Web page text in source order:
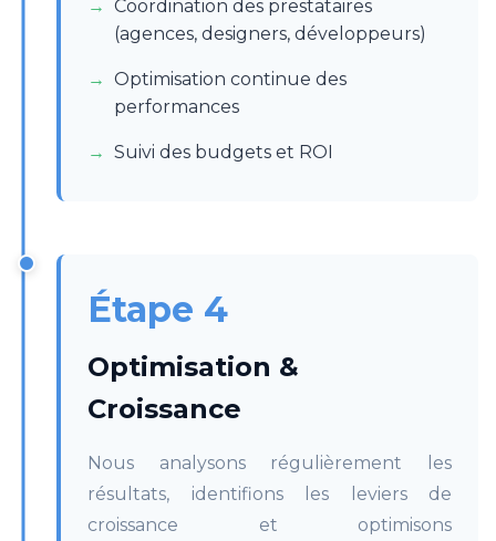
Coordination des prestataires
(agences, designers, développeurs)
Optimisation continue des
performances
Suivi des budgets et ROI
Étape 4
Optimisation &
Croissance
Nous analysons régulièrement les
résultats, identifions les leviers de
croissance et optimisons